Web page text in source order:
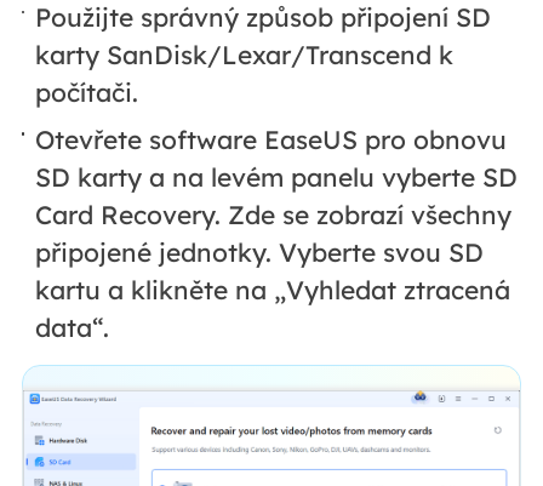
Použijte správný způsob připojení SD
karty SanDisk/Lexar/Transcend k
počítači.
Otevřete software EaseUS pro obnovu
SD karty a na levém panelu vyberte SD
Card Recovery. Zde se zobrazí všechny
připojené jednotky. Vyberte svou SD
kartu a klikněte na „Vyhledat ztracená
data“.